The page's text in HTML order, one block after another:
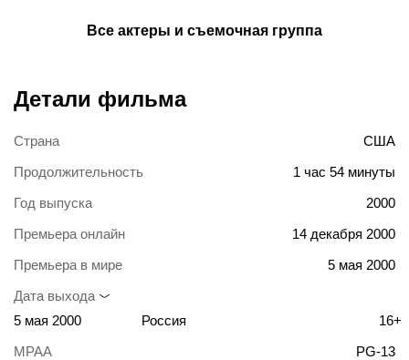
Все актеры и съемочная группа
Детали фильма
Страна
США
Продолжительность
1 час 54 минуты
Год выпуска
2000
Премьера онлайн
14 декабря 2000
Премьера в мире
5 мая 2000
Дата выхода
5 мая 2000
Россия
16+
MPAA
PG-13